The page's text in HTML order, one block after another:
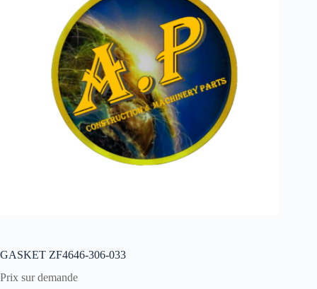
GASKET ZF4646-306-033
Prix sur demande